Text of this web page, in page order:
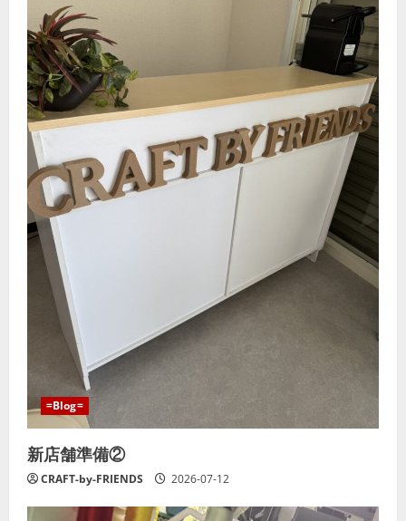
=Blog=
新店舗準備②
CRAFT-by-FRIENDS 2026-07-12